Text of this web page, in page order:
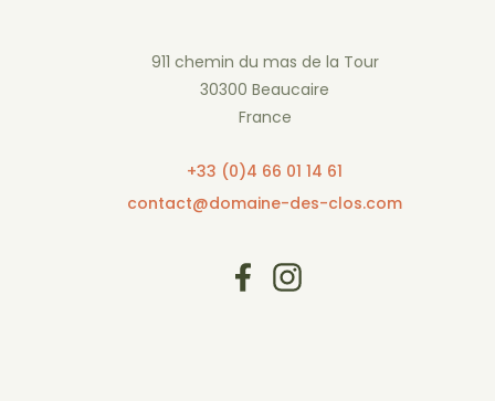
911 chemin du mas de la Tour
30300 Beaucaire
France
+33 (0)4 66 01 14 61
contact@domaine-des-clos.com